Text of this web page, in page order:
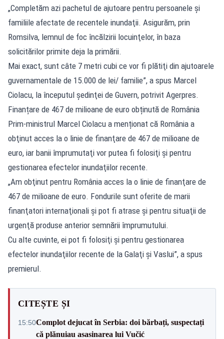
„Completăm azi pachetul de ajutoare pentru persoanele şi
familiile afectate de recentele inundaţii. Asigurăm, prin
Romsilva, lemnul de foc încălzirii locuinţelor, în baza
solicitărilor primite deja la primării.
Mai exact, sunt câte 7 metri cubi ce vor fi plătiţi din ajutoarele
guvernamentale de 15.000 de lei/ familie”, a spus Marcel
Ciolacu, la începutul şedinţei de Guvern, potrivit Agerpres.
Finanțare de 467 de milioane de euro obținută de România
Prim-ministrul Marcel Ciolacu a menționat că România a
obţinut acces la o linie de finanţare de 467 de milioane de
euro, iar banii împrumutaţi vor putea fi folosiţi şi pentru
gestionarea efectelor inundaţiilor recente.
„Am obţinut pentru România acces la o linie de finanţare de
467 de milioane de euro. Fondurile sunt oferite de marii
finanţatori internaţionali şi pot fi atrase şi pentru situaţii de
urgenţă produse anterior semnării împrumutului.
Cu alte cuvinte, ei pot fi folosiţi şi pentru gestionarea
efectelor inundaţiilor recente de la Galaţi şi Vaslui”, a spus
premierul.
CITEȘTE ȘI
15:50Complot dejucat în Serbia: doi bărbați, suspectați
că plănuiau asasinarea lui Vučić